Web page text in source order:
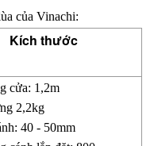
của Vinachi:
Kích thước
cửa: 1,2m
2,2kg
40 - 50mm